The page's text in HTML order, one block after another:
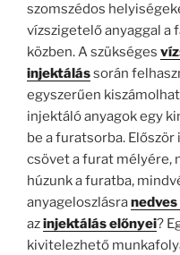
szomszédos
vízszigetelő anyaggal a
közben. A szükséges
injektálássorán
egyszerűen
injektáló anyagok egy
be a furatsorba.
csövet a furat mélyére,
húzunk a furatba,
anyageloszlásranedves
azinjektáláselőnyei?
kivitelezhető